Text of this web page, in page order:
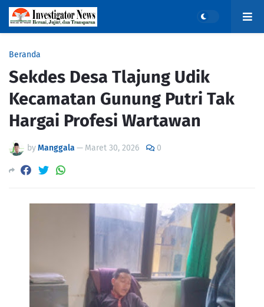
Beranda
Sekdes Desa Tlajung Udik
Kecamatan Gunung Putri Tak
Hargai Profesi Wartawan ‎ ‎
byManggala — Maret 30, 2026 0